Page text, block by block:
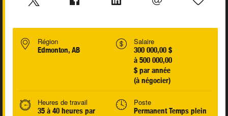
Région
Edmonton, AB
Salaire
300 000,00 $
à 500 000,00
$ par année
(à négocier)
Heures de travail
35 à 40 heures par
Poste
Permanent Temps plein